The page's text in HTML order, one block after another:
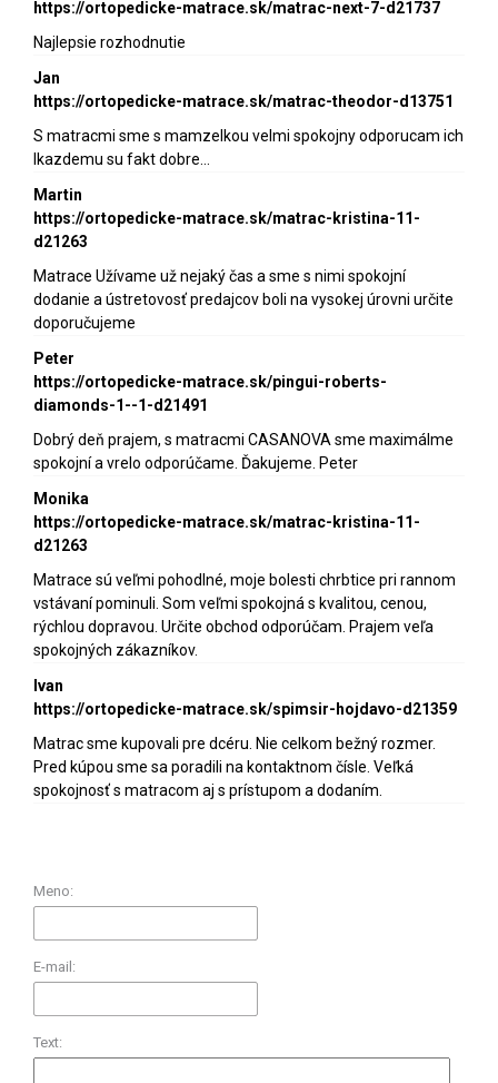
https://ortopedicke-matrace.sk/matrac-next-7-d21737
Najlepsie rozhodnutie
Jan
https://ortopedicke-matrace.sk/matrac-theodor-d13751
S matracmi sme s mamzelkou velmi spokojny odporucam ich
lkazdemu su fakt dobre…
Martin
https://ortopedicke-matrace.sk/matrac-kristina-11-
d21263
Matrace Užívame už nejaký čas a sme s nimi spokojní
dodanie a ústretovosť predajcov boli na vysokej úrovni určite
doporučujeme
Peter
https://ortopedicke-matrace.sk/pingui-roberts-
diamonds-1--1-d21491
Dobrý deň prajem, s matracmi CASANOVA sme maximálme
spokojní a vrelo odporúčame. Ďakujeme. Peter
Monika
https://ortopedicke-matrace.sk/matrac-kristina-11-
d21263
Matrace sú veľmi pohodlné, moje bolesti chrbtice pri rannom
vstávaní pominuli. Som veľmi spokojná s kvalitou, cenou,
rýchlou dopravou. Určite obchod odporúčam. Prajem veľa
spokojných zákazníkov.
Ivan
https://ortopedicke-matrace.sk/spimsir-hojdavo-d21359
Matrac sme kupovali pre dcéru. Nie celkom bežný rozmer.
Pred kúpou sme sa poradili na kontaktnom čísle. Veľká
spokojnosť s matracom aj s prístupom a dodaním.
Meno:
E-mail:
Text: